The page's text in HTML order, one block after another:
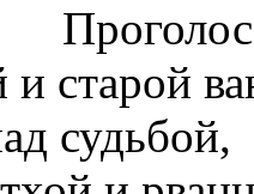
старой
судьбой,